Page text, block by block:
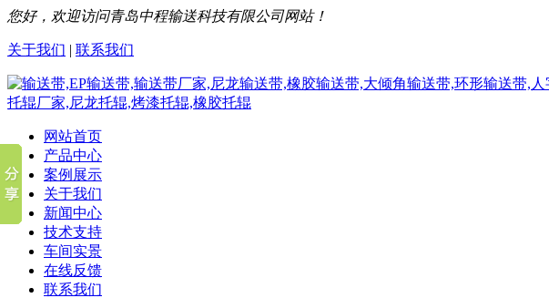
您好，欢迎访问青岛中程输送科技有限公司网站！
关于我们 | 联系我们
网站首页
产品中心
案例展示
关于我们
新闻中心
技术支持
车间实景
在线反馈
联系我们